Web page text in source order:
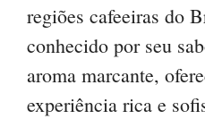
regiões cafeeiras do
conhecido por seu
aroma marcante,
experiência rica e